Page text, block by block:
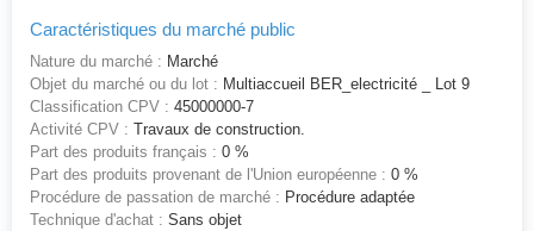
Caractéristiques du marché public
Nature du marché : Marché
Objet du marché ou du lot : Multiaccueil BER_electricité _ Lot 9
Classification CPV : 45000000-7
Activité CPV : Travaux de construction.
Part des produits français : 0 %
Part des produits provenant de l'Union européenne : 0 %
Procédure de passation de marché : Procédure adaptée
Technique d'achat : Sans objet